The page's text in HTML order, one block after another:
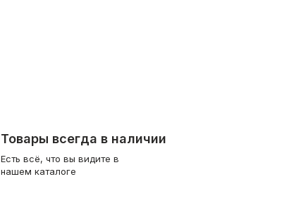
Товары всегда в наличии
Есть всё, что вы видите в
нашем каталоге